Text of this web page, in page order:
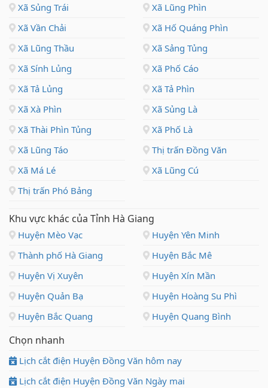
Xã Sủng Trái
Xã Lũng Phìn
Xã Vần Chải
Xã Hố Quáng Phìn
Xã Lũng Thầu
Xã Sảng Tủng
Xã Sính Lủng
Xã Phố Cáo
Xã Tả Lủng
Xã Tả Phìn
Xã Xà Phìn
Xã Sủng Là
Xã Thài Phìn Tủng
Xã Phố Là
Xã Lũng Táo
Thị trấn Đồng Văn
Xã Má Lé
Xã Lũng Cú
Thị trấn Phó Bảng
Khu vực khác của Tỉnh Hà Giang
Huyện Mèo Vạc
Huyện Yên Minh
Thành phố Hà Giang
Huyện Bắc Mê
Huyện Vị Xuyên
Huyện Xín Mần
Huyện Quản Bạ
Huyện Hoàng Su Phì
Huyện Bắc Quang
Huyện Quang Bình
Chọn nhanh
Lịch cắt điện Huyện Đồng Văn hôm nay
Lịch cắt điện Huyện Đồng Văn Ngày mai